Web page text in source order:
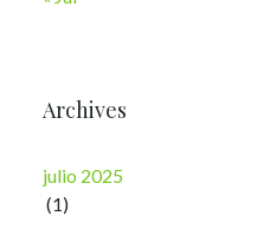
Archives
julio 2025
(1)